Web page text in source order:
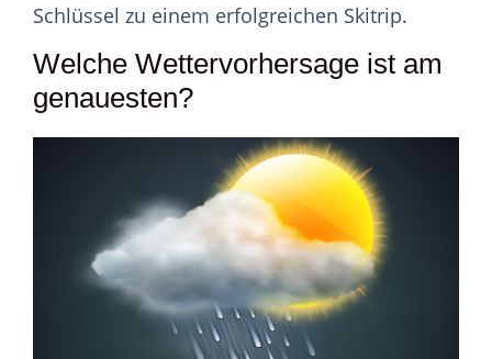
Schlüssel zu einem erfolgreichen Skitrip.
Welche Wettervorhersage ist am
genauesten?